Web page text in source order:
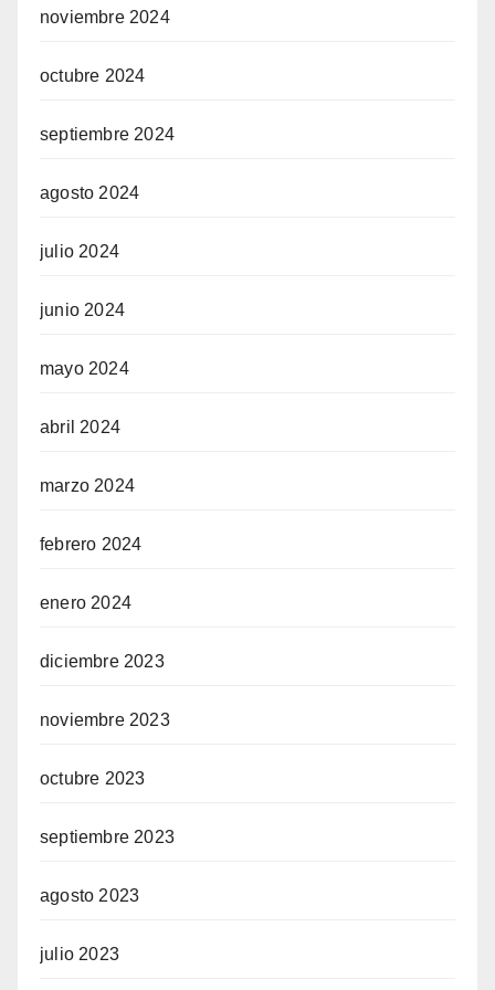
noviembre 2024
octubre 2024
septiembre 2024
agosto 2024
julio 2024
junio 2024
mayo 2024
abril 2024
marzo 2024
febrero 2024
enero 2024
diciembre 2023
noviembre 2023
octubre 2023
septiembre 2023
agosto 2023
julio 2023